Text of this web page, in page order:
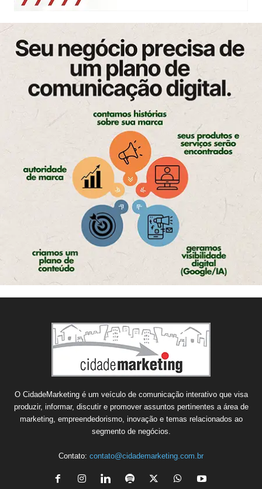
O CidadeMarketing é um veículo de comunicação interativo que visa
produzir, informar, discutir e promover assuntos pertinentes a área de
marketing, empreendedorismo, inovação e temas relacionados ao
segmento de negócios.
Contato: contato@cidademarketing.com.br